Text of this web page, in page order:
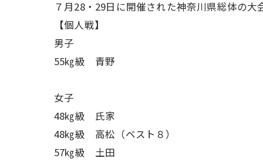
７月28・29日に開催された神奈川県総体の大
【個人戦】
男子
55㎏級 青野
女子
48㎏級 氏家
48㎏級 高松（ベスト８）
57㎏級 土田